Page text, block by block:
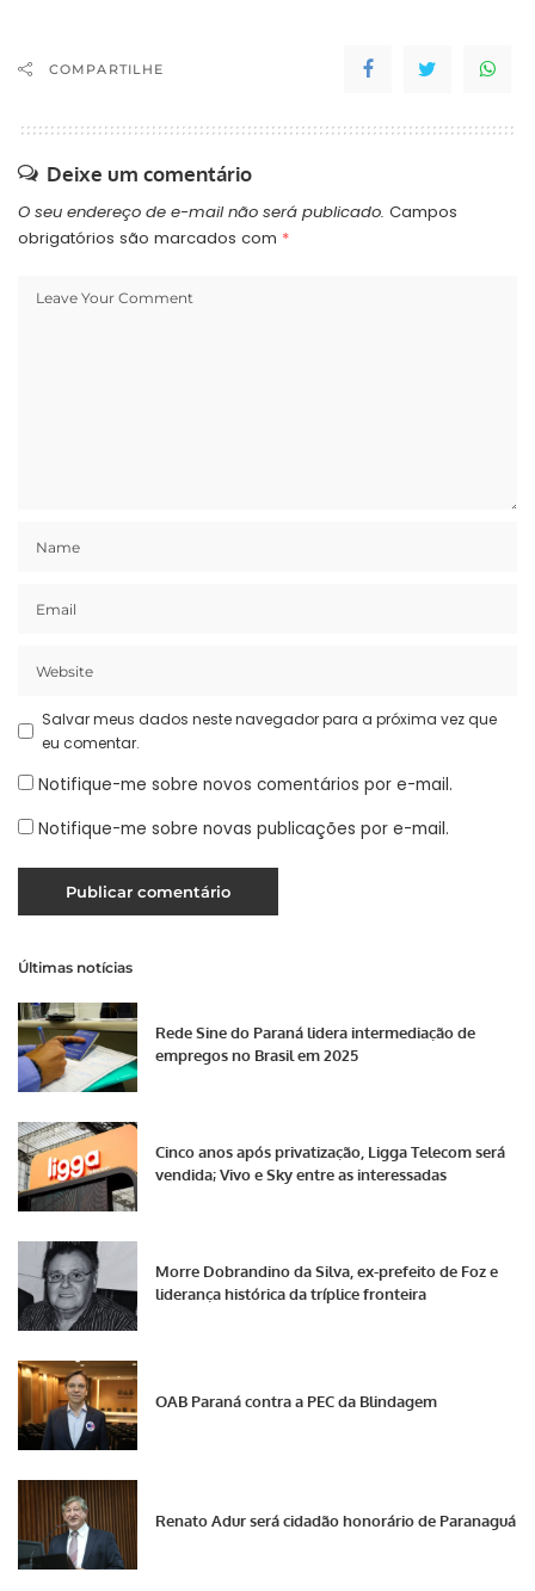
quinta-feira e mostra os
País mudou o padrão
COMPARTILHE
Deixe um comentário
O seu endereço de e-mail não será publicado. Campos
obrigatórios são marcados com *
Salvar meus dados neste navegador para a próxima vez que
eu comentar.
Notifique-me sobre novos comentários por e-mail.
Notifique-me sobre novas publicações por e-mail.
Últimas notícias
Rede Sine do Paraná lidera intermediação de
empregos no Brasil em 2025
Cinco anos após privatização, Ligga Telecom será
vendida; Vivo e Sky entre as interessadas
Morre Dobrandino da Silva, ex-prefeito de Foz e
liderança histórica da tríplice fronteira
OAB Paraná contra a PEC da Blindagem
Renato Adur será cidadão honorário de Paranaguá